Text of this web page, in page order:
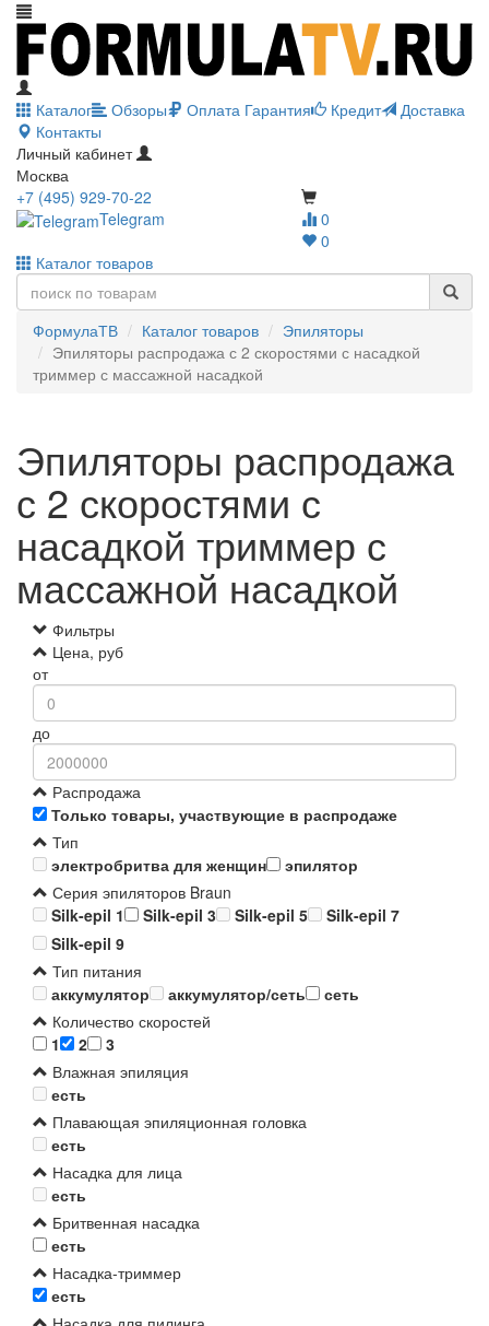
Каталог Обзоры Оплата Гарантия Кредит
Доставка
Контакты
Личный кабинет
Москва
0
0
+7 (495) 929-70-22
Telegram
Каталог товаров
ФормулаТВ Каталог товаров
Эпиляторы
Эпиляторы распродажа с 2 скоростями с насадкой
триммер с массажной насадкой
Эпиляторы распродажа
с 2 скоростями с
насадкой триммер с
массажной насадкой
Фильтры
Цена, руб
от
до
Распродажа
Только товары, участвующие в распродаже
Тип
электробритва для женщин
эпилятор
Серия эпиляторов Braun
Silk-epil 1
Silk-epil 3 Silk-epil 5
Silk-epil 7
Silk-epil 9
Тип питания
аккумулятор
аккумулятор/сеть
сеть
Количество скоростей
1
2
3
Влажная эпиляция
есть
Плавающая эпиляционная головка
есть
Насадка для лица
есть
Бритвенная насадка
есть
Насадка-триммер
есть